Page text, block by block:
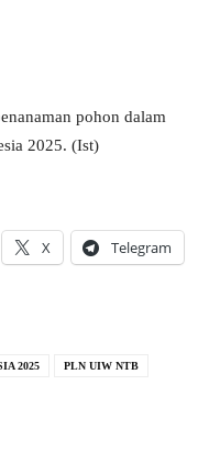
pohon dalam
2025. (Ist)
X Telegram
2025 PLN UIW NTB